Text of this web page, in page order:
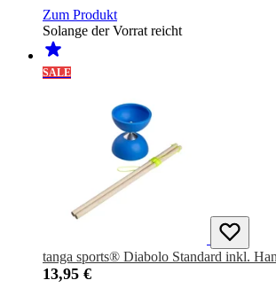
Zum Produkt
Solange der Vorrat reicht
SALE
tanga sports® Diabolo Standard inkl.
13,95 €